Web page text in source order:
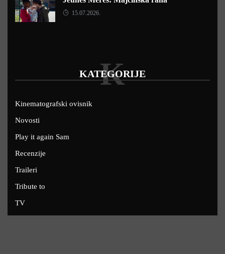
15.07.2026.
KATEGORIJE
K
Kinematografski ovisnik
Novosti
Play it again Sam
Recenzije
Traileri
Tribute to
TV